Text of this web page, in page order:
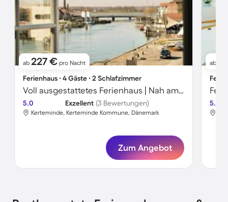
ab 227 € pro Nacht
Ferienhaus ∙ 4 Gäste ∙ 2 Schlafzimmer
Voll ausgestattetes Ferienhaus | Nah am Strand | Ideal für Homeoffice
5.0 Exzellent (3 Bewertungen)
Kerteminde, Kerteminde Kommune, Dänemark
Zum Angebot
ab
5.0